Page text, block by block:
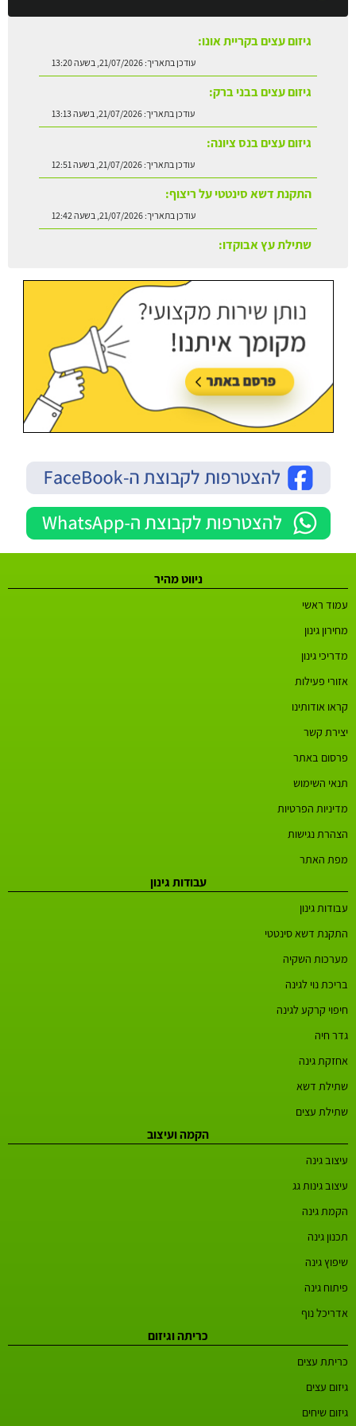
גיזום עצים בבני ברק:
עודכן בתאריך:21/07/2026, בשעה 13:13
גיזום עצים בנס ציונה:
עודכן בתאריך:21/07/2026, בשעה 12:51
התקנת דשא סינטטי על ריצוף:
עודכן בתאריך: 21/07/2026, בשעה 12:42
שתילת עץ אבוקדו:
עודכן בתאריך:21/07/2026, בשעה 13:24
ניווט מהיר
עמוד ראשי
מחירון גינון
מדריכי גינון
אזורי פעילות
קראו אודותינו
יצירת קשר
פרסום באתר
תנאי השימוש
מדיניות הפרטיות
הצהרת נגישות
מפת האתר
עבודות גינון
עבודות גינון
התקנת דשא סינטטי
מערכות השקיה
בריכת נוי לגינה
חיפוי קרקע לגינה
גדר חיה
אחזקת גינה
שתילת דשא
שתילת עצים
הקמה ועיצוב
עיצוב גינה
עיצוב גינות גג
הקמת גינה
תכנון גינה
שיפוץ גינה
פיתוח גינה
אדריכל נוף
כריתה וגיזום
כריתת עצים
גיזום עצים
גיזום שיחים